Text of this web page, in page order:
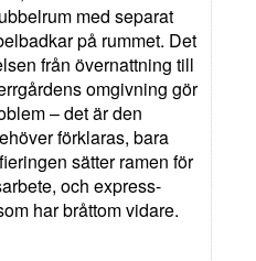
med separat
på rummet. Det
från övernattning till
omgivning gör
– det är den
förklaras, bara
sätter ramen för
och express-
har bråttom vidare.